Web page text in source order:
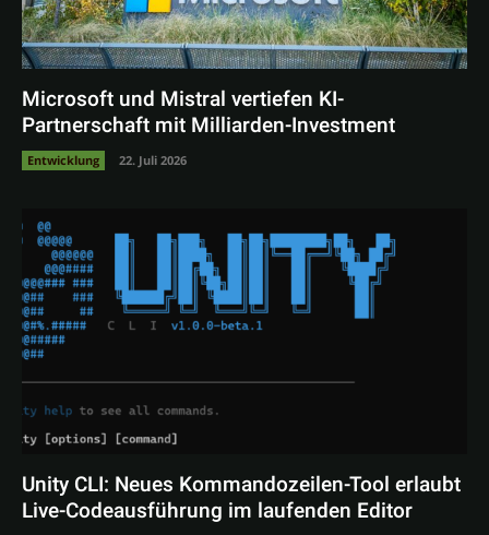
Microsoft und Mistral vertiefen KI-
Partnerschaft mit Milliarden-Investment
Entwicklung 22. Juli 2026
Unity CLI: Neues Kommandozeilen-Tool erlaubt
Live-Codeausführung im laufenden Editor